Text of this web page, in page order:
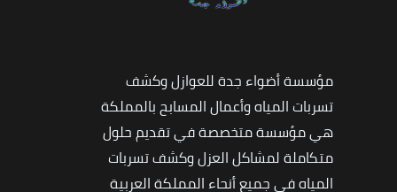
مؤسسة أضواء جدة للعوازل وكشف
تسربات المياه وأعمال المسابح بالمملكة
هي مؤسسة متخصصة في تقديم حلول
متكاملة لمشاكل العزل وكشف تسربات
المياه في جميع أنحاء المملكة العربية